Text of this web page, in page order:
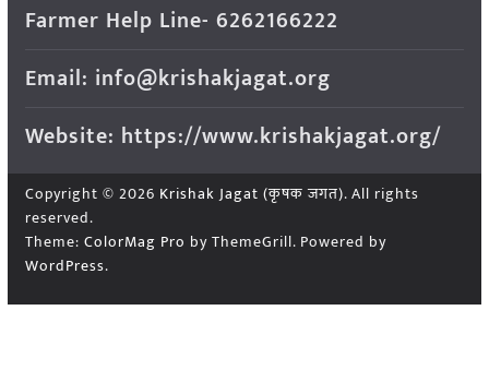
Farmer Help Line- 6262166222
Email: info@krishakjagat.org
Website: https://www.krishakjagat.org/
Copyright © 2026 Krishak Jagat (कृषक जगत). All rights
reserved.
Theme: ColorMag Pro by ThemeGrill. Powered by
WordPress.